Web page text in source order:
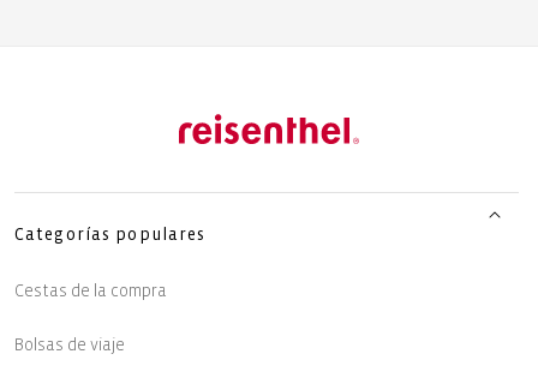
Categorías populares
Cestas de la compra
Bolsas de viaje